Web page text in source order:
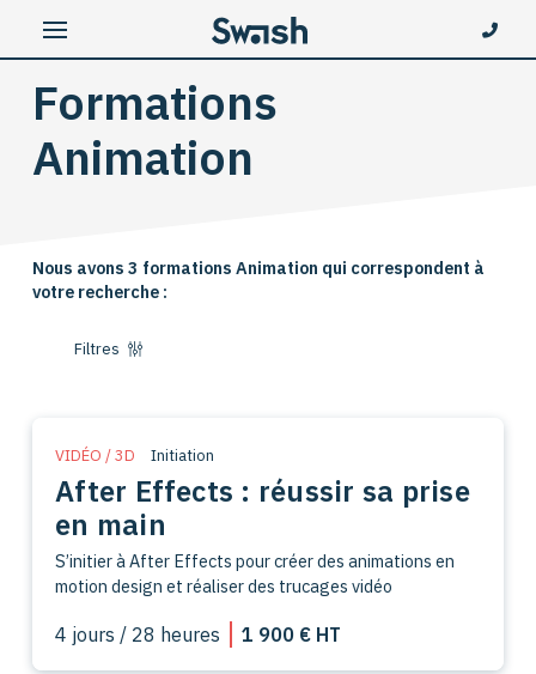
Formations
Animation
Nous avons 3 formations Animation qui correspondent à
votre recherche :
Filtres
VIDÉO / 3D Initiation
After Effects : réussir sa prise
en main
S’initier à After Effects pour créer des animations en
motion design et réaliser des trucages vidéo
4 jours / 28 heures 1 900 € HT